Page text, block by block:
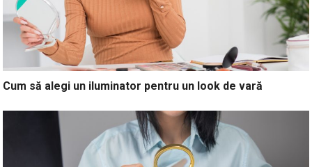
Cum să alegi un iluminator pentru un look de vară